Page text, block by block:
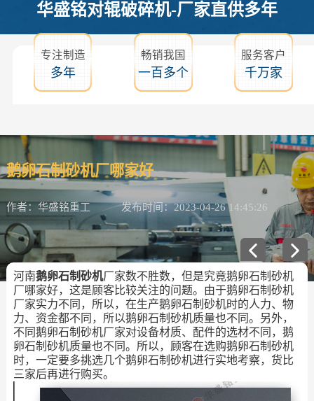
华盛铭对辊破碎机-厂家直供多年
专注制造
多年
畅销我国
一百多个
服务客户
千万家
鹅卵石制砂机厂哪家好
作者：华盛铭重工 发布时间：2023-04-26 14:45:26
河南鹅卵石制砂机厂家数不胜数，但是究竟鹅卵石制砂机
厂哪家好，这是顾客比较关注的问题。由于鹅卵石制砂机
厂家实力不同，所以，在生产鹅卵石制砂机时的人力、物
力、资金都不同，所以鹅卵石制砂机质量也不同。另外，
不同鹅卵石制砂机厂家对设备材质、配件的选材不同，鹅
卵石制砂机质量也不同。所以，顾客在选购鹅卵石制砂机
时，一定要多挑选几个鹅卵石制砂机进行实地考察，货比
三家后再进行购买。